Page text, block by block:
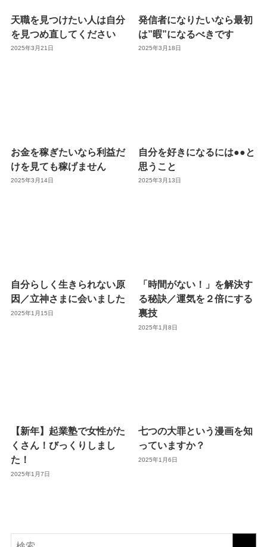
天職を見つけたい人は自分
を見つめ直してください
2025年3月21日
発信者になりたいなら最初
は”暇”になるべきです
2025年3月18日
お金を稼ぎたいなら利益だ
けを見ても稼げません
2025年3月14日
自分を好きになるには●●と
思うこと
2025年3月13日
自分らしく生きられない原
因／立神さまに会いました
2025年1月15日
「時間がない！」を解決す
る秘訣／運気を２倍にする
裏技
2025年1月8日
【新年】起業塾で女性がた
くさん！びっくりしまし
た！
2025年1月7日
七つの大罪という漫画を知
っていますか？
2025年1月6日